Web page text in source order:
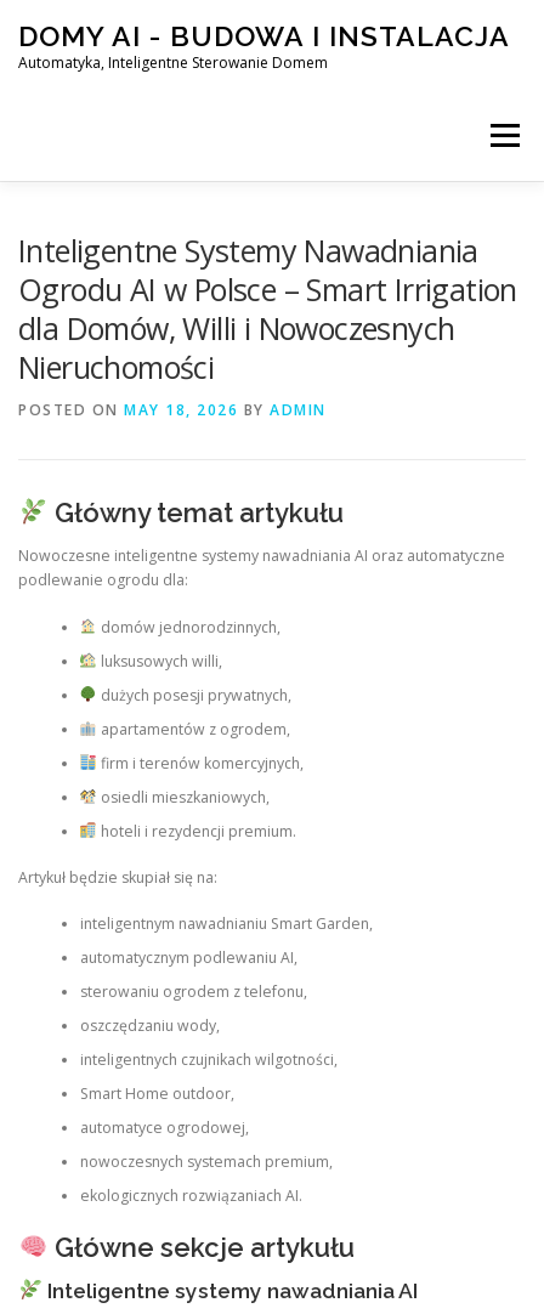
content
DOMY AI - BUDOWA I INSTALACJA
Automatyka, Inteligentne Sterowanie Domem
Menu
SMART DOM AI – AUTOMATYKA, INTELIGENTNE
BLOG KONTAKT
Inteligentne Systemy Nawadniania
Ogrodu AI w Polsce – Smart Irrigation
dla Domów, Willi i Nowoczesnych
Nieruchomości
POSTED ON MAY 18, 2026 BY ADMIN
Główny temat artykułu
Nowoczesne inteligentne systemy nawadniania AI oraz automatyczne
podlewanie ogrodu dla:
domów jednorodzinnych,
luksusowych willi,
dużych posesji prywatnych,
apartamentów z ogrodem,
firm i terenów komercyjnych,
osiedli mieszkaniowych,
hoteli i rezydencji premium.
Artykuł będzie skupiał się na:
inteligentnym nawadnianiu Smart Garden,
automatycznym podlewaniu AI,
sterowaniu ogrodem z telefonu,
oszczędzaniu wody,
inteligentnych czujnikach wilgotności,
Smart Home outdoor,
automatyce ogrodowej,
nowoczesnych systemach premium,
ekologicznych rozwiązaniach AI.
Główne sekcje artykułu
Inteligentne systemy nawadniania AI